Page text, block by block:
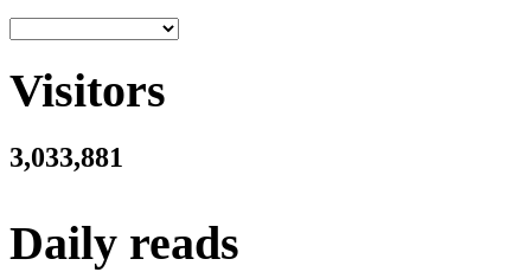
Visitors
3,033,881
Daily reads